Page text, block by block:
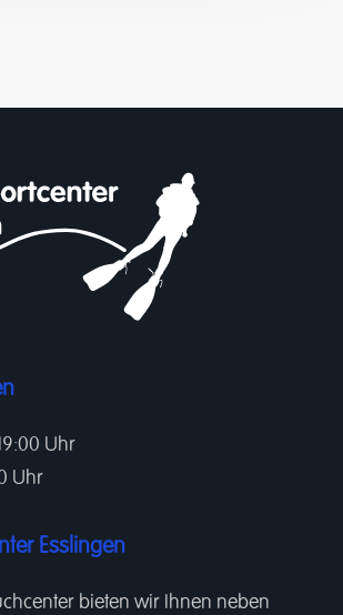
Uhr
Uhr
Esslingen
bieten wir Ihnen neben